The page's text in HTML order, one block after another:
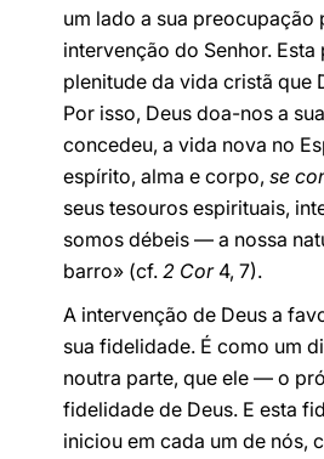
um lado a sua preocupação
intervenção do Senhor.
plenitude da vida cristã que
Por isso, Deus doa-nos a
concedeu, a vida nova no
espírito, alma e corpo, se
seus tesouros espirituais,
somos débeis — a nossa
barro» (cf. 2 Cor4, 7).
A intervenção de Deus a
sua fidelidade. É como um
noutra parte, que ele — o
fidelidade de Deus. E esta
iniciou em cada um de nós,